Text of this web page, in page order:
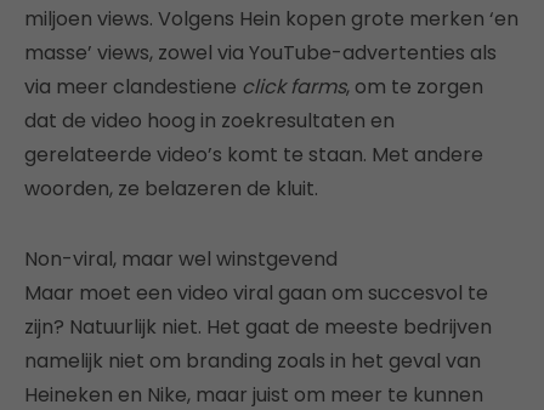
miljoen views. Volgens Hein kopen grote merken ‘en
masse’ views, zowel via YouTube-advertenties als
via meer clandestiene click farms, om te zorgen
dat de video hoog in zoekresultaten en
gerelateerde video’s komt te staan. Met andere
woorden, ze belazeren de kluit.
Non-viral, maar wel winstgevend
Maar moet een video viral gaan om succesvol te
zijn? Natuurlijk niet. Het gaat de meeste bedrijven
namelijk niet om branding zoals in het geval van
Heineken en Nike, maar juist om meer te kunnen